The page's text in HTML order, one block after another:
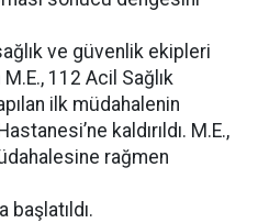
ve güvenlik ekipleri
112 Acil Sağlık
ilk müdahalenin
kaldırıldı. M.E.,
rağmen